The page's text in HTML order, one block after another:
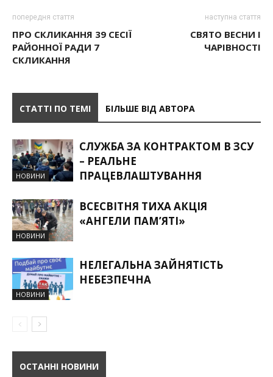
попередня стаття
ПРО СКЛИКАННЯ 39 СЕСІЇ
РАЙОННОЇ РАДИ 7
СКЛИКАННЯ
наступна стаття
СВЯТО ВЕСНИ І
ЧАРІВНОСТІ
СТАТТІ ПО ТЕМІ БІЛЬШЕ ВІД АВТОРА
НОВИНИ
СЛУЖБА ЗА КОНТРАКТОМ В ЗСУ
– РЕАЛЬНЕ
ПРАЦЕВЛАШТУВАННЯ
НОВИНИ
ВСЕСВІТНЯ ТИХА АКЦІЯ
«АНГЕЛИ ПАМ’ЯТІ»
НОВИНИ
НЕЛЕГАЛЬНА ЗАЙНЯТІСТЬ
НЕБЕЗПЕЧНА
ОСТАННІ НОВИНИ